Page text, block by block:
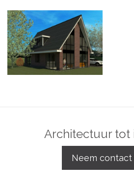
Architectuur tot
Neem contact